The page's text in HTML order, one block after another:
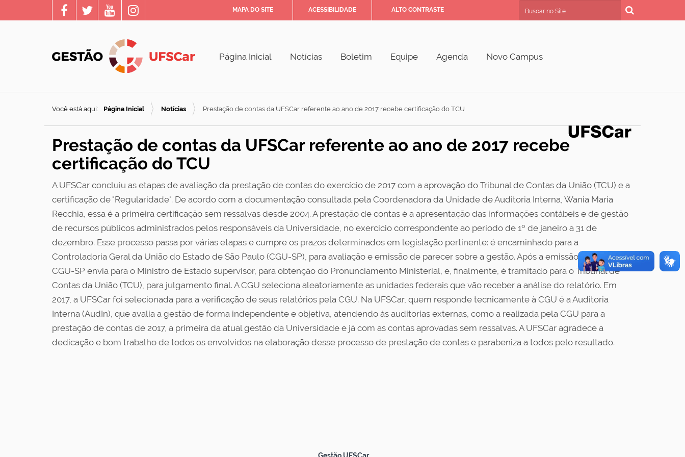
MAPA DO SITE ACESSIBILIDADE ALTO CONTRASTE Busca Avançada…
Página Inicial Notícias Boletim Equipe Agenda Novo Campus
Você está aqui: Página Inicial Notícias Prestação de contas da UFSCar referente ao ano de 2017 recebe certificação do TCU
Prestação de contas da UFSCar referente ao ano de 2017 recebe
certificação do TCU
A UFSCar concluiu as etapas de avaliação da prestação de contas do exercício de 2017 com a aprovação do Tribunal de Contas da União (TCU) e a
certificação de "Regularidade". De acordo com a documentação consultada pela Coordenadora da Unidade de Auditoria Interna, Wania Maria
Recchia, essa é a primeira certificação sem ressalvas desde 2004. A prestação de contas é a apresentação das informações contábeis e de gestão
de recursos públicos administrados pelos responsáveis da Universidade, no exercício correspondente ao período de 1º de janeiro a 31 de
dezembro. Esse processo passa por várias etapas e cumpre os prazos determinados em legislação pertinente: é encaminhado para a
Controladoria Geral da União do Estado de São Paulo (CGU-SP), para avaliação e emissão de parecer sobre a gestão. Após a emissão do parecer, a
CGU-SP envia para o Ministro de Estado supervisor, para obtenção do Pronunciamento Ministerial, e, finalmente, é tramitado para o Tribunal de
Contas da União (TCU), para julgamento final. A CGU seleciona aleatoriamente as unidades federais que vão receber a análise do relatório. Em
2017, a UFSCar foi selecionada para a verificação de seus relatórios pela CGU. Na UFSCar, quem responde tecnicamente à CGU é a Auditoria
Interna (AudIn), que avalia a gestão de forma independente e objetiva, atendendo às auditorias externas, como a realizada pela CGU para a
prestação de contas de 2017, a primeira da atual gestão da Universidade e já com as contas aprovadas sem ressalvas. A UFSCar agradece a
dedicação e bom trabalho de todos os envolvidos na elaboração desse processo de prestação de contas e parabeniza a todos pelo resultado.